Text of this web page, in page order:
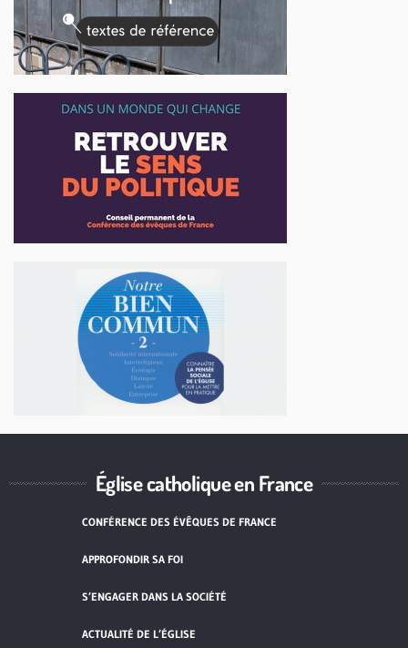
Église catholique en France
CONFÉRENCE DES ÉVÊQUES DE FRANCE
APPROFONDIR SA FOI
S’ENGAGER DANS LA SOCIÉTÉ
ACTUALITÉ DE L’ÉGLISE